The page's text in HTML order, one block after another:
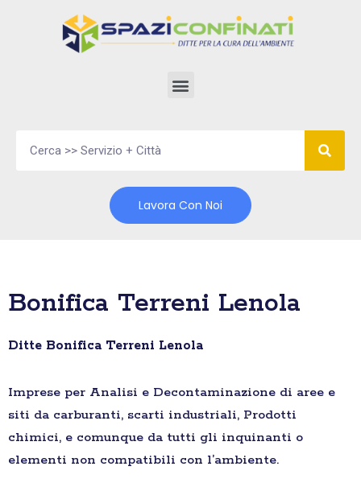
Lavora Con Noi
Bonifica Terreni Lenola
Ditte Bonifica Terreni Lenola
Imprese per Analisi e Decontaminazione di aree e
siti da carburanti, scarti industriali, Prodotti
chimici, e comunque da tutti gli inquinanti o
elementi non compatibili con l’ambiente.